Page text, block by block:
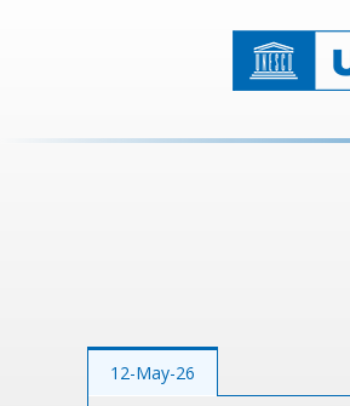
12-May-26